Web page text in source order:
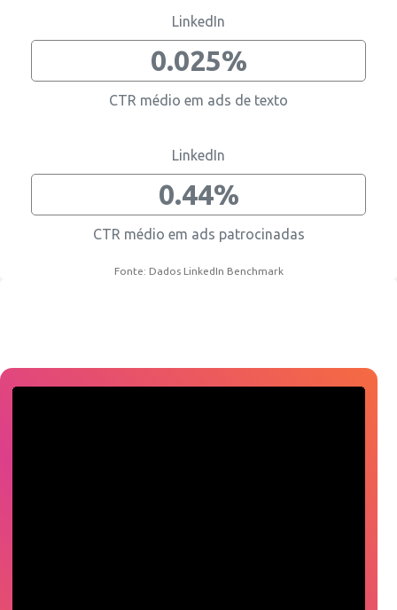
LinkedIn
0.025%
CTR médio em ads de texto
LinkedIn
0.44%
CTR médio em ads patrocinadas
Fonte: Dados LinkedIn Benchmark